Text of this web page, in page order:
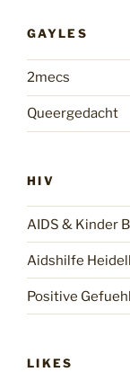
GAYLES
2mecs
Queergedacht
HIV
AIDS & Kinder
Aidshilfe
Positive
LIKES